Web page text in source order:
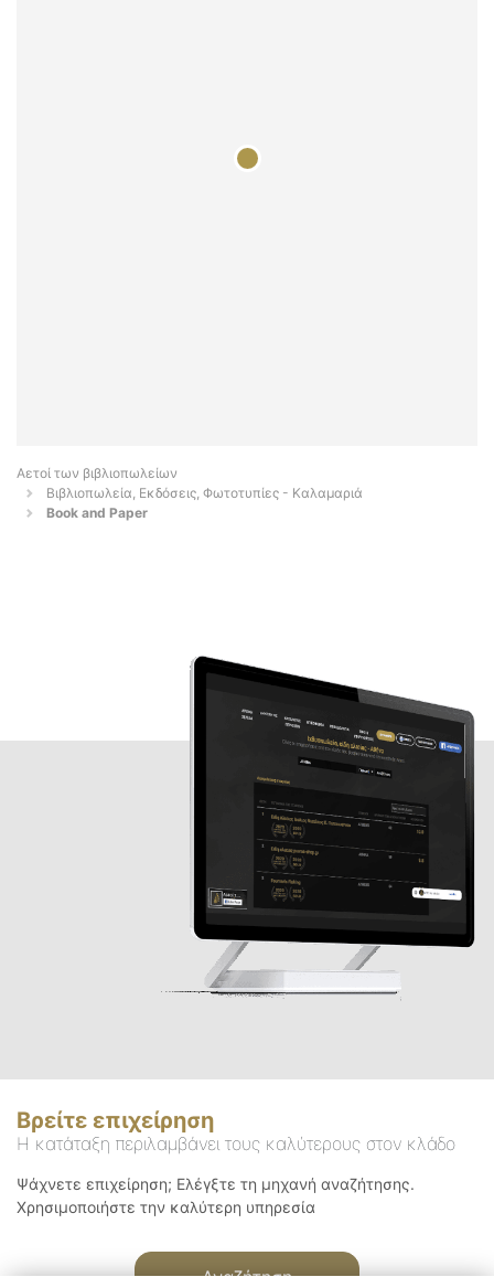
Αετοί των βιβλιοπωλείων
Βιβλιοπωλεία, Εκδόσεις, Φωτοτυπίες - Καλαμαριά
Book and Paper
Βρείτε επιχείρηση
Η κατάταξη περιλαμβάνει τους καλύτερους στον κλάδο
Ψάχνετε επιχείρηση; Ελέγξτε τη μηχανή αναζήτησης.
Χρησιμοποιήστε την καλύτερη υπηρεσία